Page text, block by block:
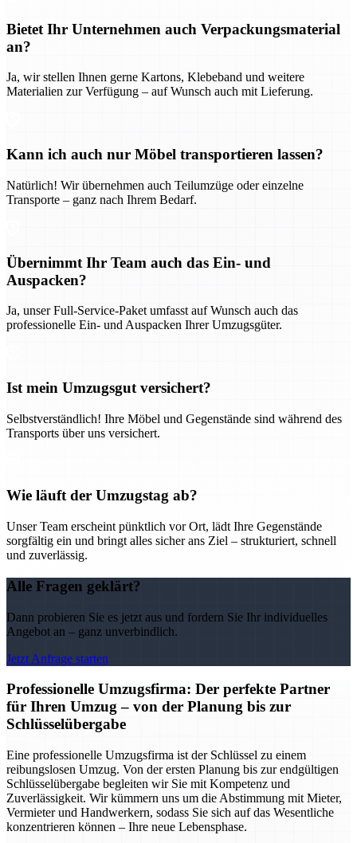
Bietet Ihr Unternehmen auch Verpackungsmaterial
an?
Ja, wir stellen Ihnen gerne Kartons, Klebeband und weitere
Materialien zur Verfügung – auf Wunsch auch mit Lieferung.
Kann ich auch nur Möbel transportieren lassen?
Natürlich! Wir übernehmen auch Teilumzüge oder einzelne
Transporte – ganz nach Ihrem Bedarf.
Übernimmt Ihr Team auch das Ein- und
Auspacken?
Ja, unser Full-Service-Paket umfasst auf Wunsch auch das
professionelle Ein- und Auspacken Ihrer Umzugsgüter.
Ist mein Umzugsgut versichert?
Selbstverständlich! Ihre Möbel und Gegenstände sind während des
Transports über uns versichert.
Wie läuft der Umzugstag ab?
Unser Team erscheint pünktlich vor Ort, lädt Ihre Gegenstände
sorgfältig ein und bringt alles sicher ans Ziel – strukturiert, schnell
und zuverlässig.
Alle Fragen geklärt?
Dann probieren Sie es jetzt aus und fordern Sie Ihr individuelles
Angebot an – ganz unverbindlich.
Jetzt Anfrage starten
Professionelle Umzugsfirma: Der perfekte Partner
für Ihren Umzug – von der Planung bis zur
Schlüsselübergabe
Eine professionelle Umzugsfirma ist der Schlüssel zu einem
reibungslosen Umzug. Von der ersten Planung bis zur endgültigen
Schlüsselübergabe begleiten wir Sie mit Kompetenz und
Zuverlässigkeit. Wir kümmern uns um die Abstimmung mit Mieter,
Vermieter und Handwerkern, sodass Sie sich auf das Wesentliche
konzentrieren können – Ihre neue Lebensphase.